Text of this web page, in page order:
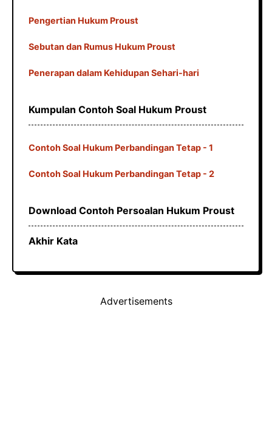
Pengertian Hukum Proust
Sebutan dan Rumus Hukum Proust
Penerapan dalam Kehidupan Sehari-hari
Kumpulan Contoh Soal Hukum Proust
Contoh Soal Hukum Perbandingan Tetap - 1
Contoh Soal Hukum Perbandingan Tetap - 2
Download Contoh Persoalan Hukum Proust
Akhir Kata
Advertisements